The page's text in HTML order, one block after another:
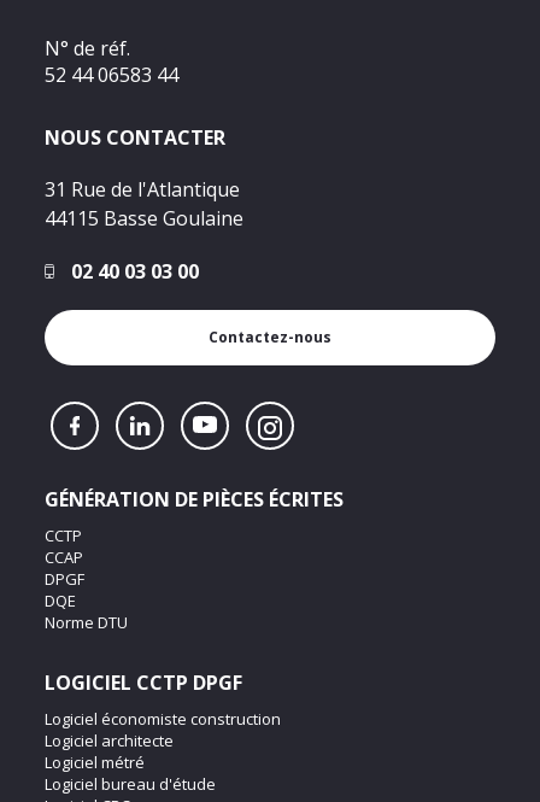
N° de réf.
52 44 06583 44
NOUS CONTACTER
31 Rue de l'Atlantique
44115 Basse Goulaine
02 40 03 03 00
Contactez-nous
GÉNÉRATION DE PIÈCES ÉCRITES
CCTP
CCAP
DPGF
DQE
Norme DTU
LOGICIEL CCTP DPGF
Logiciel économiste construction
Logiciel architecte
Logiciel métré
Logiciel bureau d'étude